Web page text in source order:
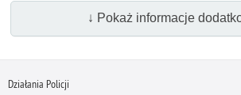
↓ Pokaż informacje
Działania Policji